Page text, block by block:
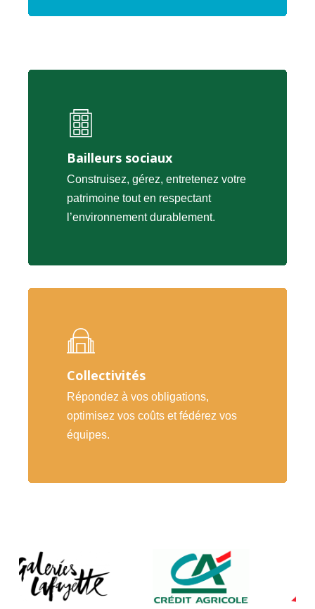
Bailleurs sociaux
Construisez, gérez, entretenez votre
patrimoine tout en respectant
l’environnement durablement.
Collectivités
Répondez à vos obligations,
optimisez vos coûts et fédérez vos
équipes.